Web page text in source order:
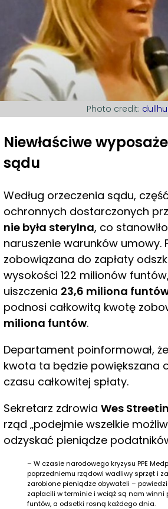
Photo credit:
Niewłaściwe
sądu
Według orzeczenia sądu,
ochronnych dostarczonych
nie była sterylna, co
naruszenie warunków umowy.
zobowiązana do zapłaty
wysokości 122 milionów
uiszczenia 23,6 miliona
podnosi całkowitą kwotę
miliona funtów.
Departament poinformował,
kwota ta będzie powiększana
czasu całkowitej spłaty.
Sekretarz zdrowia Wes
rząd „podejmie wszelkie
odzyskać pieniądze
– W czasie narodowego kryzysu PPE
poprzedniemu rządowi wadliwy sprzęt i
zarobione pieniądze obywateli –
zapłacili w terminie i wciąż są nam winni
funtów, a odsetki rosną każdego dnia.